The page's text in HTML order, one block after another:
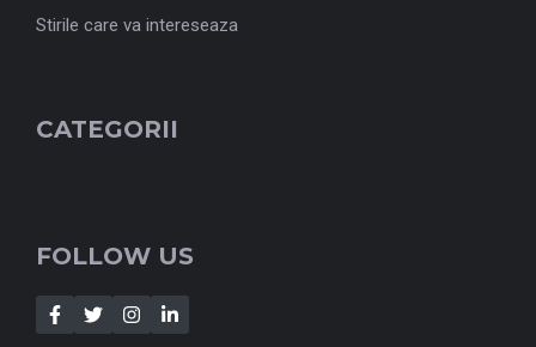
Stirile care va intereseaza
CATEGORII
FOLLOW US